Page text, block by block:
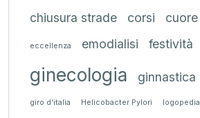
chiusura strade corsi cuore
eccellenza emodialisi festività
ginecologia ginnastica
giro d'italia Helicobacter Pylori logopedia